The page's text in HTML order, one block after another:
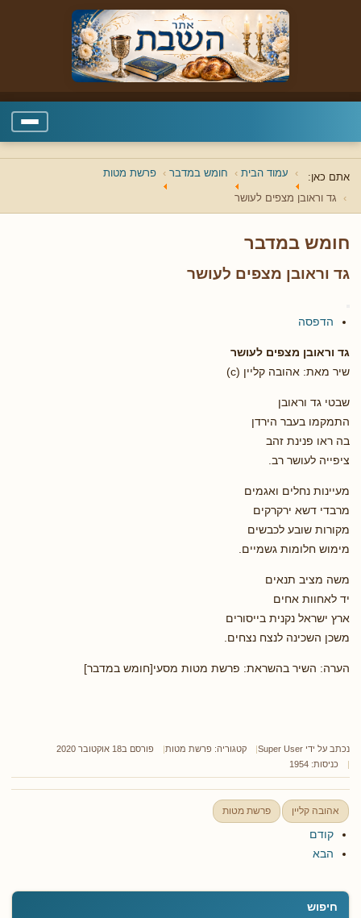
אתם כאן: עמוד הבית חומש במדבר פרשת מטות
גד וראובן מצפים לעושר
חיפוש
חומש במדבר
גד וראובן מצפים לעושר
הדפסה
גד וראובן מצפים לעושר
שיר מאת: אהובה קליין (c)
שבטי גד וראובן
התמקמו בעבר הירדן
בה ראו פנינת זהב
ציפייה לעושר רב.
מעיינות נחלים ואגמים
מרבדי דשא ירקרקים
מקורות שובע לכבשים
מימוש חלומות גשמיים.
משה מציב תנאים
יד לאחוות אחים
ארץ ישראל נקנית בייסורים
משכן השכינה לנצח נצחים.
הערה: השיר בהשראת: פרשת מטות מסעי[חומש במדבר]
נכתב על ידי Super User קטגוריה: פרשת מטות
פורסם ב18 אוקטובר 2020
כניסות: 1954
אהובה קליין פרשת מטות
קודם
הבא